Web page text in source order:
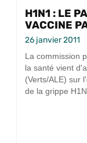
H1N1 : LE
VACCINE
26 janvier 2011
La commission
la santé vient
(Verts/ALE) sur
de la grippe